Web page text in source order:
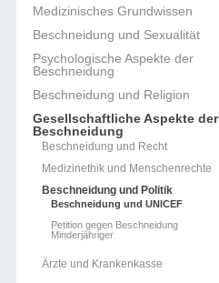
Medizinisches Grundwissen
Beschneidung und Sexualität
Psychologische Aspekte der
Beschneidung
Beschneidung und Religion
Gesellschaftliche Aspekte der
Beschneidung
Beschneidung und Recht
Medizinethik und Menschenrechte
Beschneidung und Politik
Beschneidung und UNICEF
Petition gegen Beschneidung
Minderjähriger
Ärzte und Krankenkasse